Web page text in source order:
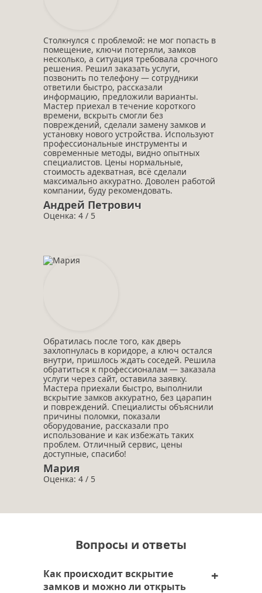
Столкнулся с проблемой: не мог попасть в
помещение, ключи потеряли, замков
несколько, а ситуация требовала срочного
решения. Решил заказать услуги,
позвонить по телефону — сотрудники
ответили быстро, рассказали
информацию, предложили варианты.
Мастер приехал в течение короткого
времени, вскрыть смогли без
повреждений, сделали замену замков и
установку нового устройства. Используют
профессиональные инструменты и
современные методы, видно опытных
специалистов. Цены нормальные,
стоимость адекватная, всё сделали
максимально аккуратно. Доволен работой
компании, буду рекомендовать.
Андрей Петрович
Оценка: 4 / 5
Обратилась после того, как дверь
захлопнулась в коридоре, а ключ остался
внутри, пришлось ждать соседей. Решила
обратиться к профессионалам — заказала
услуги через сайт, оставила заявку.
Мастера приехали быстро, выполнили
вскрытие замков аккуратно, без царапин
и повреждений. Специалисты объяснили
причины поломки, показали
оборудование, рассказали про
использование и как избежать таких
проблем. Отличный сервис, цены
доступные, спасибо!
Мария
Оценка: 4 / 5
Вопросы и ответы
Как происходит вскрытие
замков и можно ли открыть